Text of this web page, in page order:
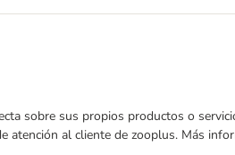
sobre sus propios productos o
atención al cliente de zooplus. Más